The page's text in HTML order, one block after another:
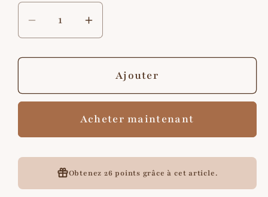
Réduire
la
quantité
Aura
plateau
feuille
ginkgo
Augmenter
la
quantité
Aura
Le
plateau
feuille
de
ginkgo
Ajouter
Acheter maintenant
Obtenez 26 points grâce à cet article.